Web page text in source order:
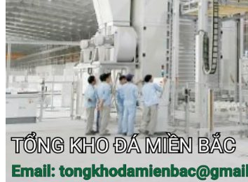
Đá Bàn Bếp Cao Cấp
Đá Ốp
Đá Ốp Bếp
Đá Ốp Mặt Tiền
Đá Ốp Cột
Đá Ốp Mộ
Đá Ốp Thang Máy
Đá Ốp Bàn Bếp Nhân Tạo
Đá Ốp Bếp Tự Nhiên
Tranh đá
Tranh Đá Granite Đối Xứng
Tranh Đá Marble Đối Xứng
Tranh Đá Sơn Thủy Xuyên Sáng